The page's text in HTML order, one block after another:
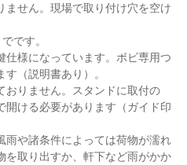
せん。現場で取り付け穴を空け
です。
様になっています。ボビ専用つ
（説明書あり）。
りません。スタンドに取付の
開ける必要があります（ガイド印
や諸条件によっては荷物が濡れ
を取り出すか、軒下など雨がかか